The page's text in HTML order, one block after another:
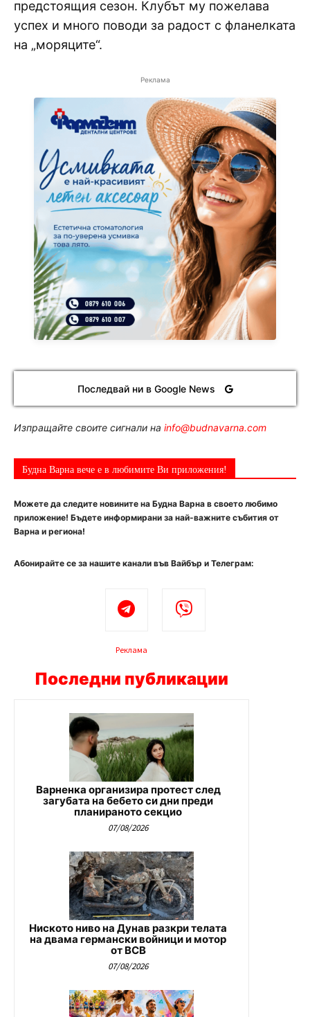
предстоящия сезон. Клубът му пожелава
успех и много поводи за радост с фланелката
на „моряците“.
Реклама
Последвай ни в Google News
Изпращайте своите сигнали на info@budnavarna.com
Будна Варна вече е в любимите Ви приложения!
Можете да следите новините на Будна Варна в своето любимо
приложение! Бъдете информирани за най-важните събития от
Варна и региона!
Абонирайте се за нашите канали във Вайбър и Телеграм:
Реклама
Последни публикации
Варненка организира протест след
загубата на бебето си дни преди
планираното секцио
07/08/2026
Ниското ниво на Дунав разкри телата
на двама германски войници и мотор
от ВСВ
07/08/2026